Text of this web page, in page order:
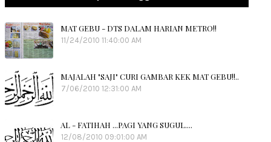
MAT GEBU - DTS DALAM HARIAN METRO!!
11/24/2010 11:40:00 AM
MAJALAH "SAJI" CURI GAMBAR KEK MAT GEBU!!..
7/06/2010 12:31:00 AM
AL - FATIHAH ...PAGI YANG SUGUL....
12/08/2010 09:01:00 AM